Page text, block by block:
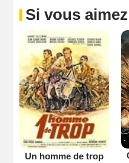
Si vous
Un homme de trop